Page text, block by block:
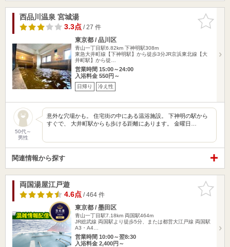
お気に入
りに追加
西品川温泉 宮城湯
3.3点/ 27 件
東京都 / 品川区
青山一丁目駅6.82km 下神明駅308m
東急大井町線【下神明駅】から徒歩3分JR京浜東北線【大
井町駅】から徒…
営業時間 15:00～24:00
入浴料金 550円～
日帰り 冷え性
50代～
男性
意外な穴場かも。 住宅街の中にある温浴施設。 下神明の駅から
すぐで、 大井町駅からも歩ける距離にあります。 金曜日…
関連情報から探す
お気に入
りに追加
両国湯屋江戸遊
4.6点/ 464 件
東京都 / 墨田区
青山一丁目駅7.18km 両国駅464m
JR総武線 両国駅より徒歩5分、または都営大江戸線 両国駅
A3・A4…
営業時間 10:00～翌8:30
入浴料金 2,400円～